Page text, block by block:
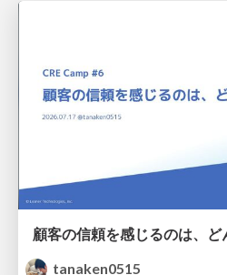
tanaken0515